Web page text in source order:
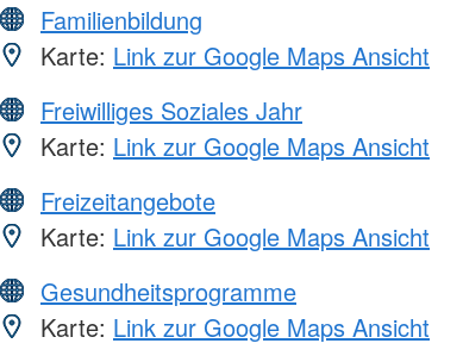
Familienbildung
Karte: Link zur Google Maps Ansicht
Freiwilliges Soziales Jahr
Karte: Link zur Google Maps Ansicht
Freizeitangebote
Karte: Link zur Google Maps Ansicht
Gesundheitsprogramme
Karte: Link zur Google Maps Ansicht